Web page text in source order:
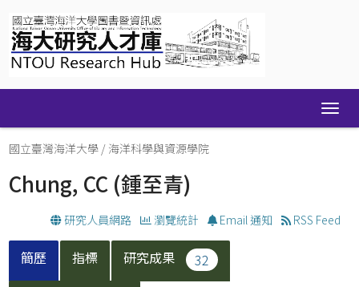
navigation
國立臺灣海洋大學 / 海洋科學與資源學院
Chung, CC (鍾至青)
研究人員網路 瀏覽統計 Email 通知 RSS Feed
簡歷 指標 研究成果
32